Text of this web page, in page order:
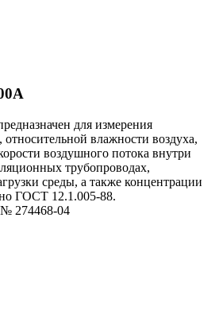
для измерения
влажности воздуха,
воздушного потока внутри
трубопроводах,
среды, а также концентрации
ГОСТ 12.1.005-88.
274468-04